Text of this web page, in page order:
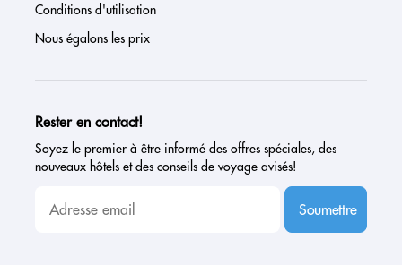
Conditions d'utilisation
Nous égalons les prix
Rester en contact!
Soyez le premier à être informé des offres spéciales, des
nouveaux hôtels et des conseils de voyage avisés!
Soumettre